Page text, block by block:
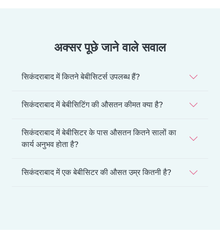
अक्सर पूछे जाने वाले सवाल
सिकंदराबाद में कितने बेबीसिटर्स उपलब्ध हैं?
सिकंदराबाद में बेबीसिटिंग की औसतन कीमत क्या है?
सिकंदराबाद में बेबीसिटर के पास औसतन कितने सालों का
कार्य अनुभव होता है?
सिकंदराबाद में एक बेबीसिटर की औसत उम्र कितनी है?